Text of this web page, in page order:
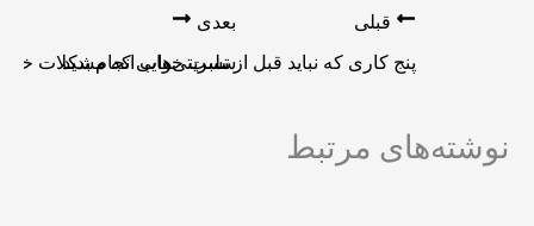
قبلی
پنج کاری که نباید قبل از تست خواب انجام بدید
بعدی
سلبریتی‌هایی که مشکلات
نوشته‌های مرتبط